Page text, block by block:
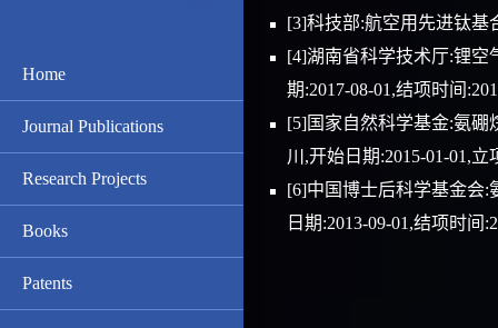
Home
Journal Publications
Research Projects
Books
Patents
[3]科技部:航空用先进钛基
[4]湖南省科学技术厅:锂空
期:2017-08-01,结项时间
[5]国家自然科学基金:氨硼
川,开始日期:2015-01-01,立
[6]中国博士后科学基金会:
日期:2013-09-01,结项时间